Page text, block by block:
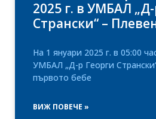
2025 г. в УМБАЛ
Странски“ –
На 1 януари 2025 г. в 05:00
УМБАЛ „Д-р Георги
първото бебе
ВИЖ ПОВЕЧЕ »